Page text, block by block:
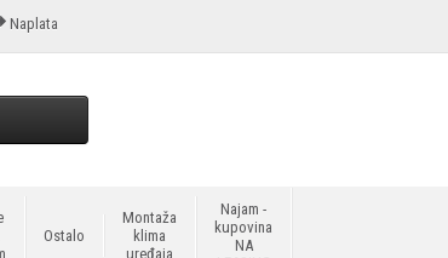
Naplata
Ostalo
Montaža
klima
uređaja
Najam -
kupovina
NA